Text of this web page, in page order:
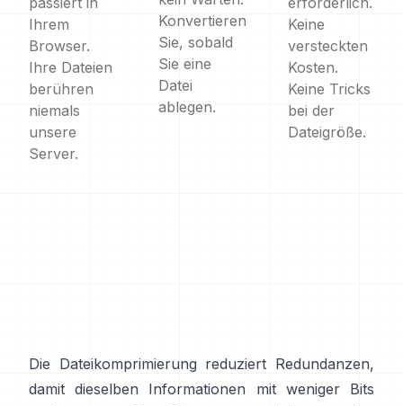
Ihrem
Browser.
Ihre Dateien
berühren
niemals
unsere
Server.
Konvertieren
Sie, sobald
Sie eine
Datei
ablegen.
Keine
versteckten
Kosten.
Keine Tricks
bei der
Dateigröße.
Die Dateikomprimierung reduziert Redundanzen,
damit dieselben Informationen mit weniger Bits